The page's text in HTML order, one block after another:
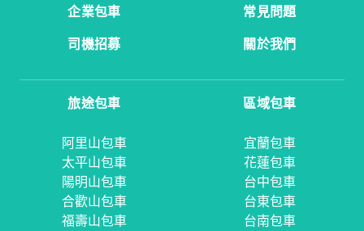
企業包車
常見問題
司機招募
關於我們
旅途包車
阿里山包車
太平山包車
陽明山包車
合歡山包車
福壽山包車
區域包車
宜蘭包車
花蓮包車
台中包車
台東包車
台南包車